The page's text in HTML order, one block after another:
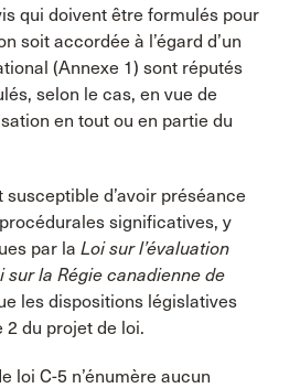
qui doivent être formulés pour
soit accordée à l’égard d’un
(Annexe 1) sont réputés
selon le cas, en vue de
en tout ou en partie du
d’avoir préséance
significatives, y
par la Loi sur l’évaluation
sur la Régie canadienne de
les dispositions législatives
2 du projet de loi.
loi C-5 n’énumère aucun